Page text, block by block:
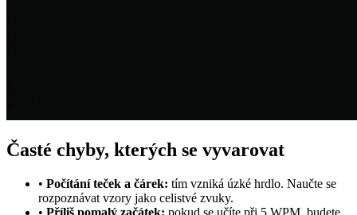
Časté chyby, kterých se vyvarovat
• Počítání teček a čárek: tím vzniká úzké hrdlo. Naučte se
rozpoznávat vzory jako celistvé zvuky.
• Příliš pomalý začátek: pokud se učíte při 5 WPM, budete